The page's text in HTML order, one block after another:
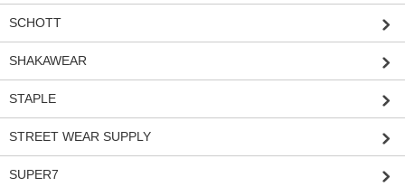
SCHOTT
SHAKAWEAR
STAPLE
STREET WEAR SUPPLY
SUPER7